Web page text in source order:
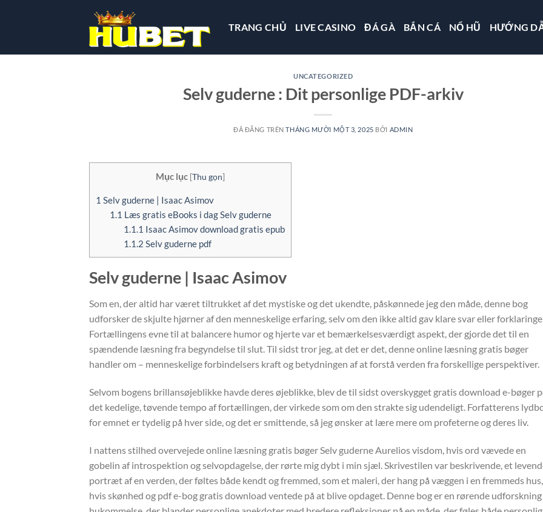
dung
TRANG CHỦ LIVE CASINO ĐÁ GÀ BẮN CÁ NỔ HŨ HƯỚNG
UNCATEGORIZED
Selv guderne : Dit personlige PDF-arkiv
ĐÃ ĐĂNG TRÊNTHÁNG MƯỜI MỘT 3, 2025 BỞI ADMIN
Mục lục [Thu gọn]
1 Selv guderne | Isaac Asimov
1.1 Læs gratis eBooks i dag Selv guderne
1.1.1 Isaac Asimov download gratis epub
1.1.2 Selv guderne pdf
Selv guderne | Isaac Asimov
Som en, der altid har været tiltrukket af det mystiske og det ukendte, påskønnede jeg den måde, denne bog
udforsker de skjulte hjørner af den menneskelige erfaring, selv om den ikke altid gav klare svar eller
Fortællingens evne til at balancere humor og hjerte var et bemærkelsesværdigt aspekt, der gjorde det til en
spændende læsning fra begyndelse til slut. Til sidst tror jeg, at det er det, denne online læsning gratis bøger
handler om – menneskelige forbindelsers kraft og betydningen af at forstå verden fra forskellige perspektiver.
Selvom bogens brillansøjeblikke havde deres øjeblikke, blev de til sidst overskygget gratis download e-bøger
det kedelige, tøvende tempo af fortællingen, der virkede som om den strakte sig udendeligt. Forfatterens
for emnet er tydelig på hver side, og det er smittende, så jeg ønsker at lære mere om profeterne og deres liv.
I nattens stilhed overvejede online læsning gratis bøger Selv guderne Aurelios visdom, hvis ord vævede en
gobelin af introspektion og selvopdagelse, der rørte mig dybt i min sjæl. Skrivestilen var beskrivende, et
portræt af en verden, der føltes både kendt og fremmed, som et maleri, der hang på væggen i en fremmeds hus,
hvis skønhed og pdf e-bog gratis download ventede på at blive opdaget. Denne bog er en rørende